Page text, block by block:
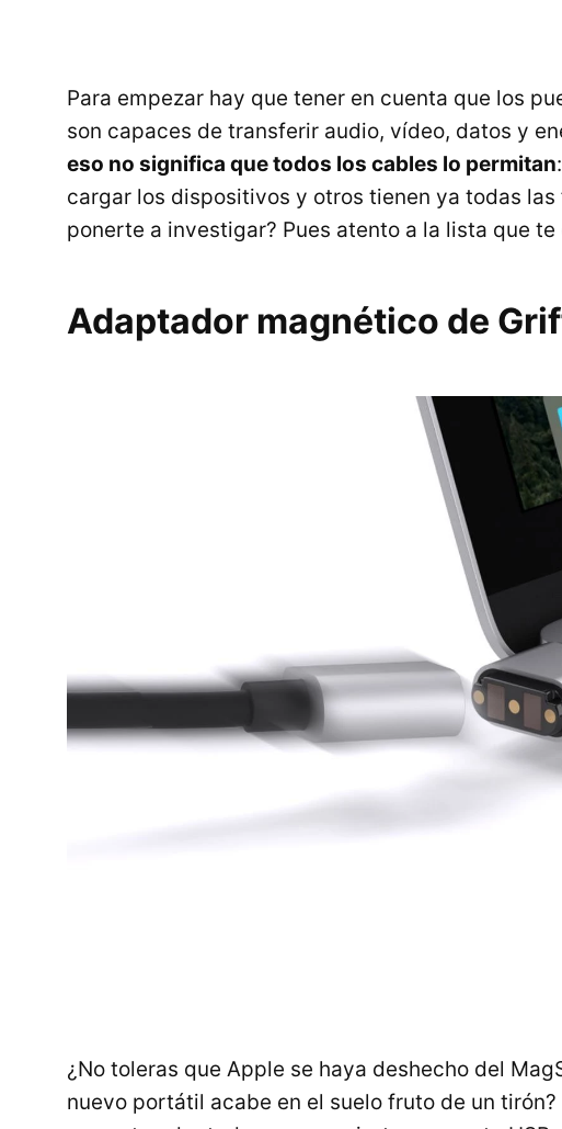
Para empezar hay que tener en cuenta que los
son capaces de transferir audio, vídeo, datos y
eso no significa que todos los cables lo permitan
cargar los dispositivos y otros tienen ya todas
ponerte a investigar? Pues atento a la lista que te
Adaptador magnético de
¿No toleras que Apple se haya deshecho del
nuevo portátil acabe en el suelo fruto de un